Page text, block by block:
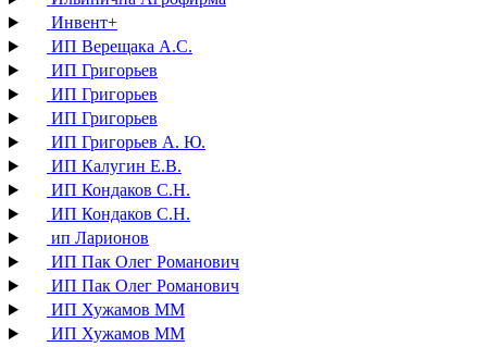
Инвент+
ИП Верещака А.С.
ИП Григорьев
ИП Григорьев
ИП Григорьев
ИП Григорьев А. Ю.
ИП Калугин Е.В.
ИП Кондаков С.Н.
ИП Кондаков С.Н.
ип Ларионов
ИП Пак Олег Романович
ИП Пак Олег Романович
ИП Хужамов ММ
ИП Хужамов ММ